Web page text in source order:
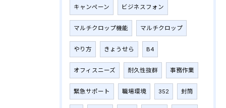
キャンペーン ビジネスフォン
マルチクロップ機能 マルチクロップ
やり方 きょうせら B4
オフィスニーズ 耐久性抜群 事務作業
緊急サポート 職場環境 352 封筒